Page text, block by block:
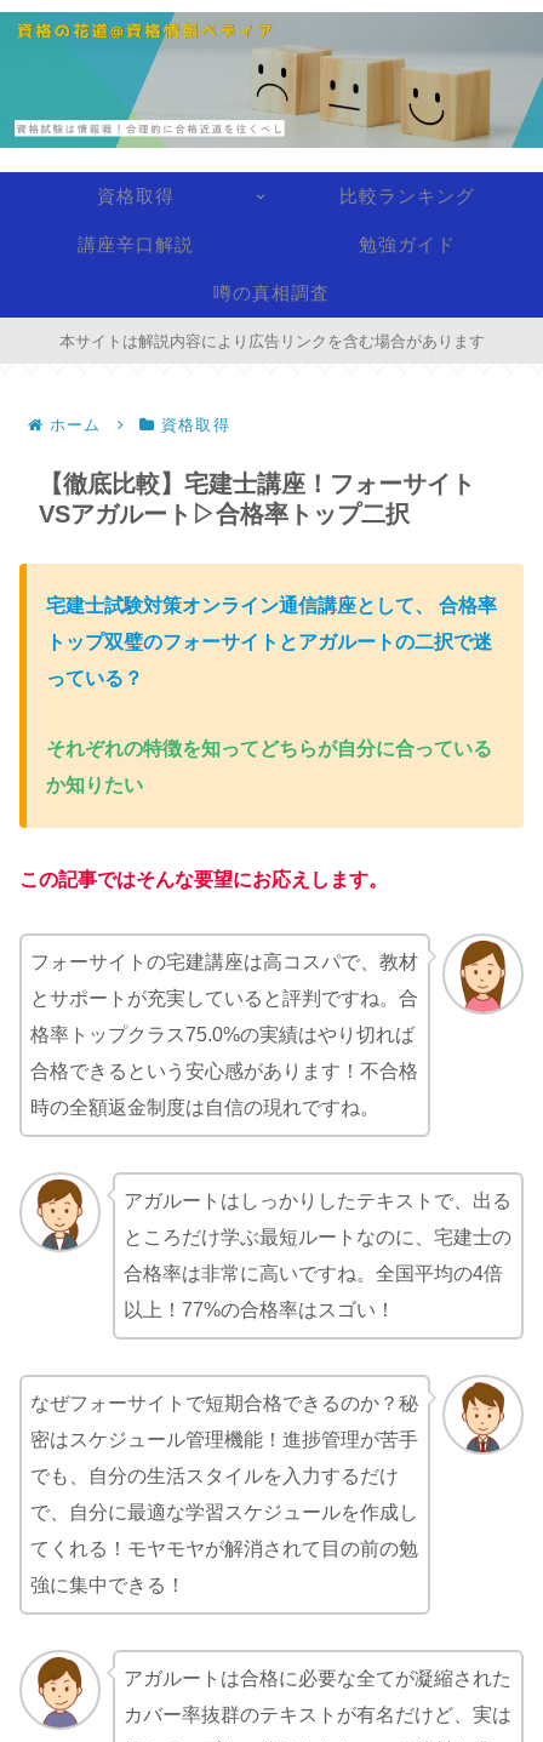
資格取得 比較ランキング
講座辛口解説 勉強ガイド
噂の真相調査
本サイトは解説内容により広告リンクを含む場合があります
ホーム 資格取得
【徹底比較】宅建士講座！フォーサイト
VSアガルート▷合格率トップ二択
宅建士試験対策オンライン通信講座として、 合格率
トップ双璧のフォーサイトとアガルートの二択で迷
っている ？
それぞれの特徴を知ってどちらが自分に合っている
か知りたい
この記事ではそんな要望にお応えします。
フォーサイトの宅建講座は高コスパで、教材
とサポートが充実していると評判ですね。合
格率トップクラス75.0%の実績はやり切れば
合格できるという安心感があります！不合格
時の全額返金制度は自信の現れですね。
アガルートはしっかりしたテキストで、出る
ところだけ学ぶ最短ルートなのに、宅建士の
合格率は非常に高いですね。全国平均の4倍
以上！77%の合格率はスゴい！
なぜフォーサイトで短期合格できるのか？秘
密はスケジュール管理機能！進捗管理が苦手
でも、自分の生活スタイルを入力するだけ
で、自分に最適な学習スケジュールを作成し
てくれる！モヤモヤが解消されて目の前の勉
強に集中できる！
アガルートは合格に必要な全てが凝縮された
カバー率抜群のテキストが有名だけど、実は